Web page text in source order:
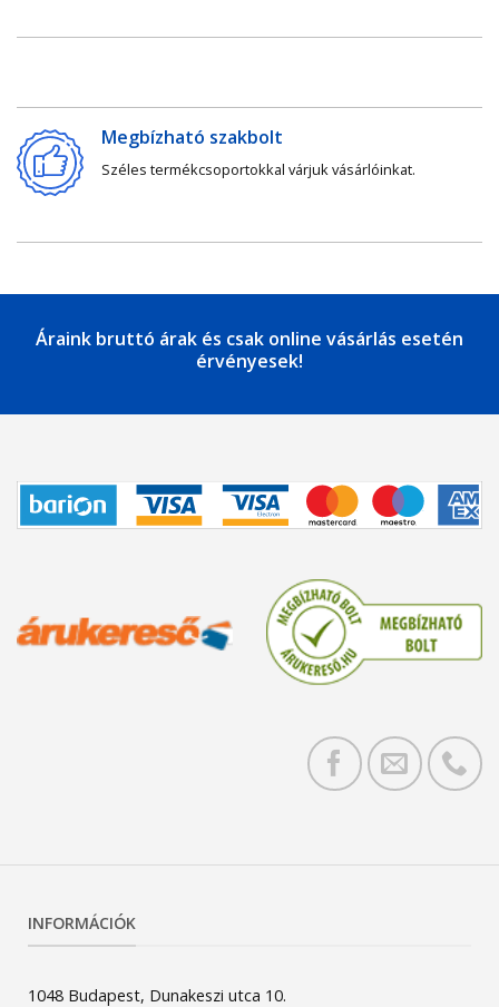
Megbízható szakbolt
Széles termékcsoportokkal várjuk vásárlóinkat.
Áraink bruttó árak és csak online vásárlás esetén
érvényesek!
INFORMÁCIÓK
1048 Budapest, Dunakeszi utca 10.